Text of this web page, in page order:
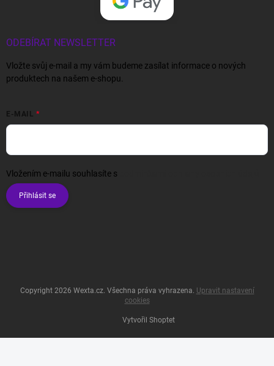
ODEBÍRAT NEWSLETTER
Vložte svůj e-mail a my vám budeme zasílat informace o nových
produktech na našem e-shopu.
E-MAIL
Vložením e-mailu souhlasíte s
Přihlásit se
Vytvořil Shoptet
Copyright 2026 Wexta.cz. Všechna práva vyhrazena. Upravit nastavení
cookies